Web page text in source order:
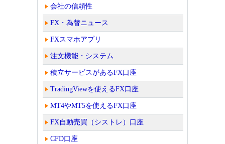
会社の信頼性
FX・為替ニュース
FXスマホアプリ
注文機能・システム
積立サービスがあるFX口座
TradingViewを使えるFX口座
MT4やMT5を使えるFX口座
FX自動売買（シストレ）口座
CFD口座